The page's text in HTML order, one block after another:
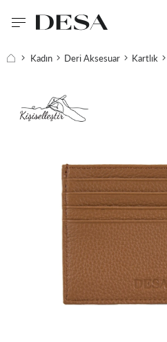
Kadın Deri Aksesuar Kartlık